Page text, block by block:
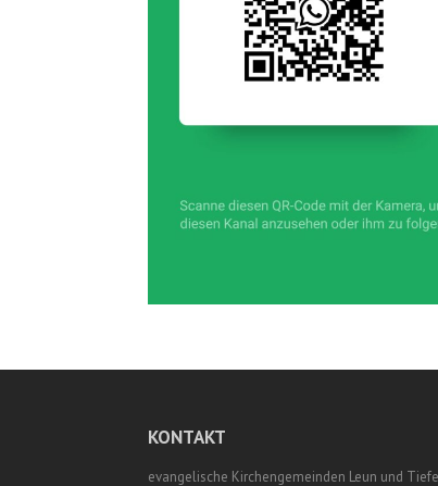
KONTAKT
evangelische Kirchengemeinden Leun und